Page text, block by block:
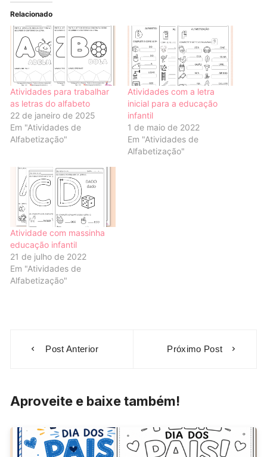
Relacionado
Atividades para trabalhar
as letras do alfabeto
22 de janeiro de 2025
Em "Atividades de
Alfabetização"
Atividades com a letra
inicial para a educação
infantil
1 de maio de 2022
Em "Atividades de
Alfabetização"
Atividade com massinha
educação infantil
21 de julho de 2022
Em "Atividades de
Alfabetização"
Post Anterior Próximo Post
Aproveite e baixe também!